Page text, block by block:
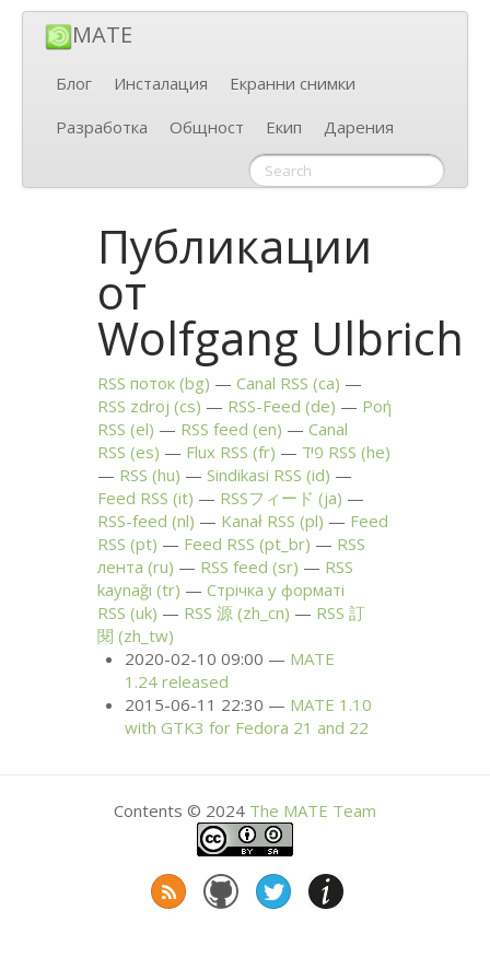
MATE
Блог Инсталация
Екранни снимки
Разработка
Общност Екип Дарения
Публикации
от
Wolfgang Ulbrich
RSS поток (bg) Canal RSS (ca)
RSS zdroj (cs) RSS-Feed (de)
Ροή
RSS (el) RSS feed (en)
Canal
RSS (es) Flux RSS (fr) RSS (he)
RSS (hu) Sindikasi RSS (id)
Feed RSS (it)
RSSフィード (ja)
RSS-feed (nl) Kanał RSS (pl)
Feed
RSS (pt) Feed RSS (pt_br)
RSS
лента (ru)
RSS feed (sr)
RSS
kaynağı (tr)
Стрічка у форматі
RSS (uk) RSS 源 (zh_cn) RSS 訂
閱 (zh_tw)
2020-02-10 09:00
MATE
1.24 released
2015-06-11 22:30
MATE 1.10
withGTK3 for Fedora 21 and 22
Contents © 2024 The MATE Team